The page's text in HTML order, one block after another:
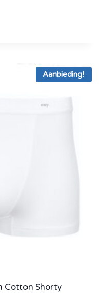
Aanbieding!
Cotton Shorty